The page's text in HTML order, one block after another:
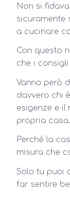
Non si
sicuramente
a cucinare
Con questo
che i
Vanno però
davvero chi
esigenze e il
propria casa.
Perché la
misura che
Solo tu puoi
far sentire